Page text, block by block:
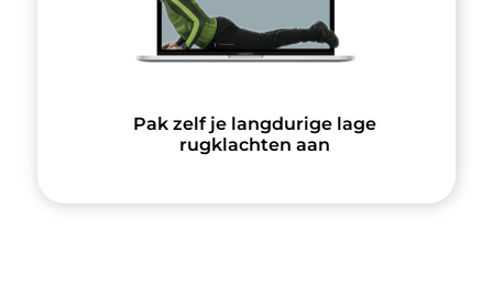
Pak zelf je langdurige lage
rugklachten aan